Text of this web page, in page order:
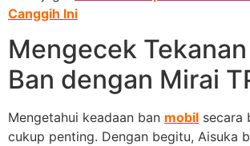
Canggih Ini
Mengecek
Ban dengan Mirai
Mengetahui keadaan ban mobil secara
cukup penting. Dengan begitu, Aisuka